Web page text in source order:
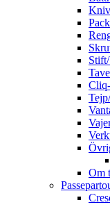
Om